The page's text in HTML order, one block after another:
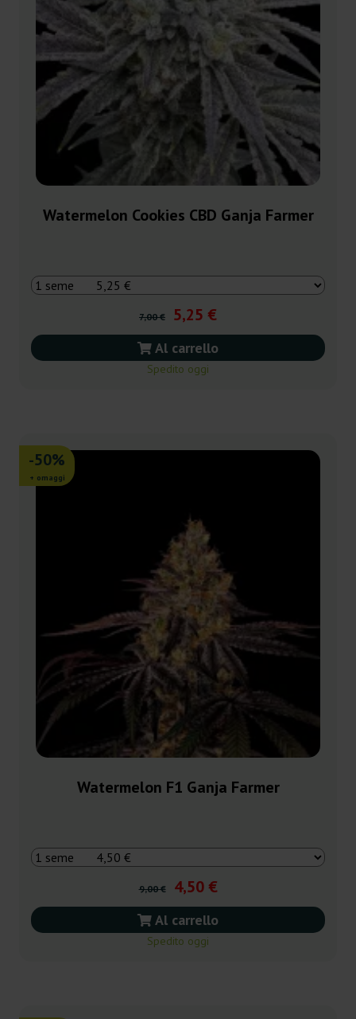
Watermelon Cookies CBD Ganja Farmer
7,00 € 5,25 €
Al carrello
Spedito oggi
-50%
+ omaggi
Watermelon F1 Ganja Farmer
9,00 € 4,50 €
Al carrello
Spedito oggi